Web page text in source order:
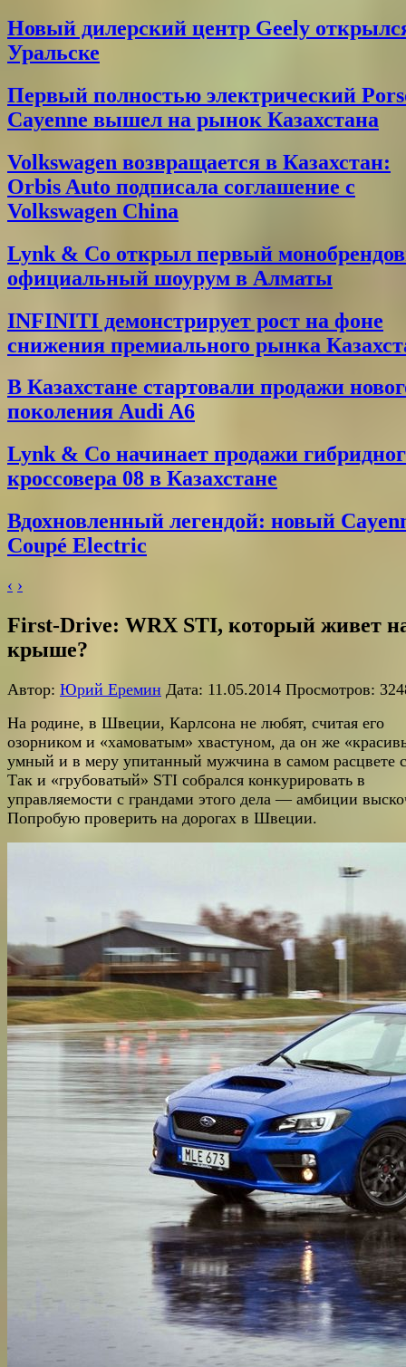
Новый дилерский центр Geely
Уральске
Первый полностью электрический
Cayenne вышел на рынок Казахстана
Volkswagen возвращается в Казахстан:
Orbis Auto подписала соглашение с
Volkswagen China
Lynk & Co открыл первый
официальный шоурум в Алматы
INFINITI демонстрирует рост на фоне
снижения премиального рынка
В Казахстане стартовали продажи
поколения Audi A6
Lynk & Co начинает продажи
кроссовера 08 в Казахстане
Вдохновленный легендой: новый
Coupé Electric
‹ ›
First-Drive: WRX STI, который живет
крыше?
Автор: Юрий Еремин Дата: 11.05.2014 Просмотров:
На родине, в Швеции, Карлсона не любят, считая его
озорником и «хамоватым» хвастуном, да он же
умный и в меру упитанный мужчина в самом расцвете
Так и «грубоватый» STI собрался конкурировать в
управляемости с грандами этого дела — амбиции
Попробую проверить на дорогах в Швеции.